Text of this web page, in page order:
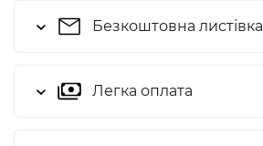
Безкоштовна листівка
Легка оплата